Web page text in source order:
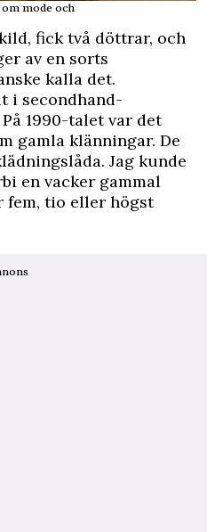
mode och
fick två döttrar, och
av en sorts
kalla det.
i secondhand-
1990-talet var det
gamla klänningar. De
Jag kunde
en vacker gammal
fem, tio eller högst